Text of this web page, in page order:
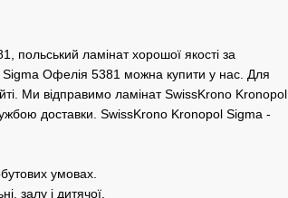
польський ламінат хорошої якості за
Офелія 5381 можна купити у нас. Для
Ми відправимо ламінат SwissKrono Kronopol
доставки. SwissKrono Kronopol Sigma -
умовах.
залу і дитячої.